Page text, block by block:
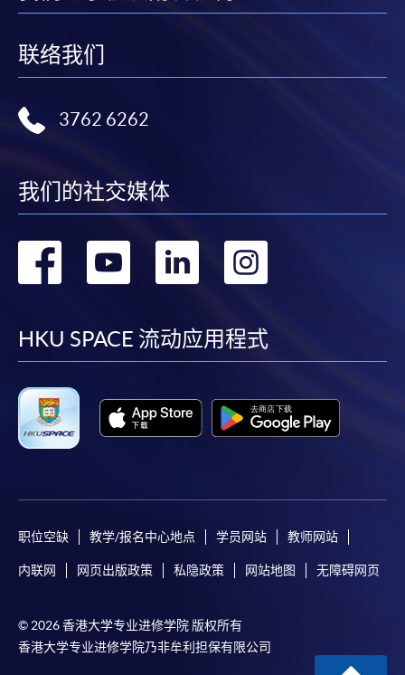
联络我们
3762 6262
我们的社交媒体
转
facebook
转
youtube
转
linkedin
转
HKU SPACE 流动应用程式
职位空缺 教学/报名中心地点 学员网站 教师网站
内联网 网页出版政策 私隐政策 网站地图 无障碍网页
© 2026 香港大学专业进修学院 版权所有
香港大学专业进修学院乃非牟利担保有限公司